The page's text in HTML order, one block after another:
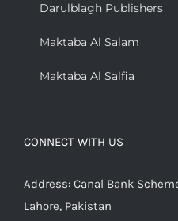
Darulblagh Publishers
Maktaba Al Salam
Maktaba Al Salfia
CONNECT WITH US
Address: Canal Bank
Lahore, Pakistan